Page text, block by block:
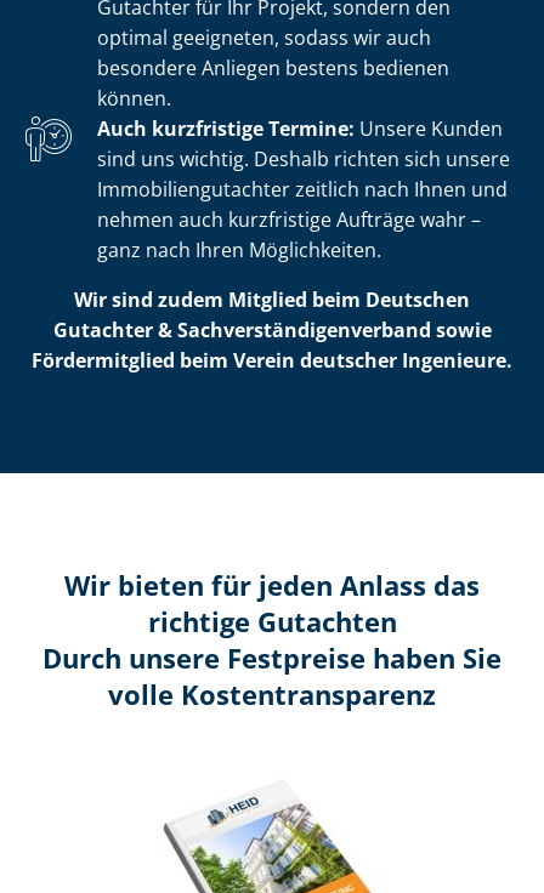
Gutachter für Ihr Projekt, sondern den
optimal geeigneten, sodass wir auch
besondere Anliegen bestens bedienen
können.
Auch kurzfristige Termine: Unsere Kunden
sind uns wichtig. Deshalb richten sich unsere
Im­mo­bi­li­en­gut­ach­ter zeitlich nach Ihnen und
nehmen auch kurzfristige Aufträge wahr –
ganz nach Ihren Möglichkeiten.
Wir sind zudem Mitglied beim Deutschen
Gutachter & Sach­ver­stän­di­gen­ver­band sowie
Fördermitglied beim Verein deutscher Ingenieure.
Wir bieten für jeden Anlass das
richtige Gutachten
Durch unsere Festpreise haben Sie
volle Kosten­transparenz